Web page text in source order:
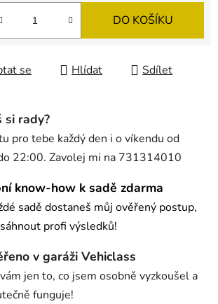
DO KOŠÍKU
se Hlídat Sdílet
si rady?
pro tebe každý den i o víkendu od
22:00. Zavolej mi na 731314010
know-how k sadě zdarma
sadě dostaneš můj ověřený postup,
profi výsledků!
v garáži Vehiclass
jen to, co jsem osobně vyzkoušel a
funguje!